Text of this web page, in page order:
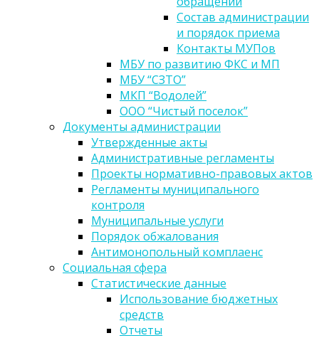
Состав администрации
и порядок приема
Контакты МУПов
МБУ по развитию ФКС и МП
МБУ “СЗТО”
МКП “Водолей”
ООО “Чистый поселок”
Документы администрации
Утвержденные акты
Административные регламенты
Проекты нормативно-правовых актов
Регламенты муниципального
контроля
Муниципальные услуги
Порядок обжалования
Антимонопольный комплаенс
Социальная сфера
Статистические данные
Использование бюджетных
средств
Отчеты